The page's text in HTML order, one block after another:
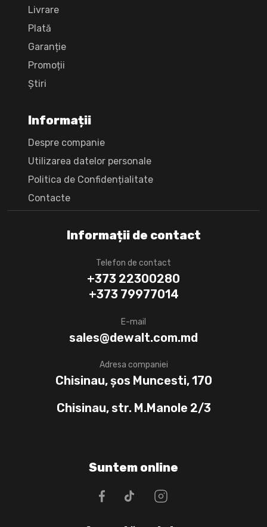
Informații de contact
Telefon de contact
+373 22300280
+373 79977014
E-mail
sales@dewalt.com.md
Adresa companiei
Chisinau, șos Muncesti, 170
Chisinau, str. M.Manole 2/3
Livrare
Plată
Garanție
Promoții
Știri
Informații
Despre companie
Utilizarea datelor personale
Politica de Confidențialitate
Сontacte
Suntem online